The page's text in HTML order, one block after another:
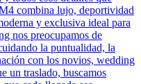
combina lujo, deportividad
y exclusiva ideal para
nos preocupamos de
la puntualidad, la
con los novios, wedding
un traslado, buscamos